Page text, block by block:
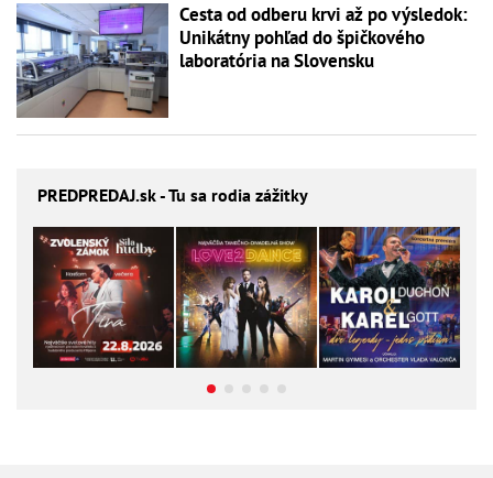
Cesta od odberu krvi až po výsledok:
Unikátny pohľad do špičkového
laboratória na Slovensku
PREDPREDAJ.sk - Tu sa rodia zážitky